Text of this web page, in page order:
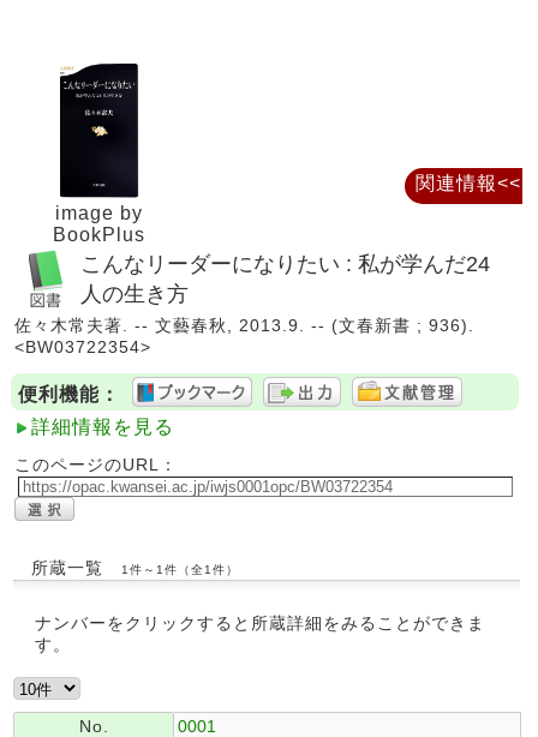
image by
BookPlus
こんなリーダーになりたい : 私が学んだ24
人の生き方
佐々木常夫著. -- 文藝春秋, 2013.9. -- (文春新書 ; 936).
<BW03722354>
便利機能：
詳細情報を見る
このページのURL：
所蔵一覧 1件～1件（全1件）
ナンバーをクリックすると所蔵詳細をみることができま
す。
No.
0001
関連情報<<